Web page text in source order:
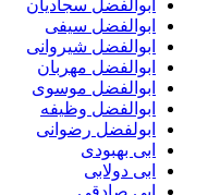
ابوالفضل سجادیان
ابوالفضل سیفی
ابوالفضل شیروانی
ابوالفضل مهربان
ابوالفضل موسوی
ابوالفضل وظیفه
ابولفضل رضوانی
ابی بهبودی
ابی دولابی